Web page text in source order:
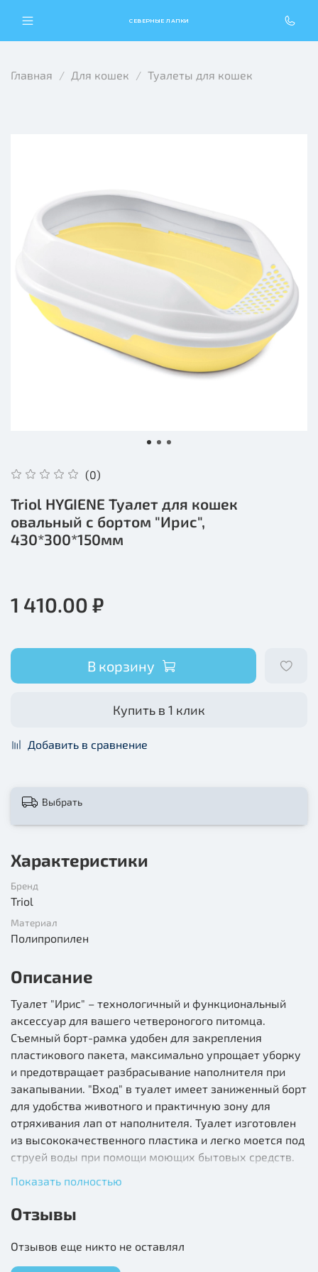
СЕВЕРНЫЕ ЛАПКИ
Главная Для кошек Туалеты для кошек
(0)
Triol HYGIENE Туалет для кошек
овальный с бортом "Ирис",
430*300*150мм
1 410.00 ₽
В корзину
Купить в 1 клик
Добавить в сравнение
Выбрать
Характеристики
Бренд
Triol
Материал
Полипропилен
Описание
Туалет "Ирис" – технологичный и функциональный
аксессуар для вашего четвероногого питомца.
Съемный борт-рамка удобен для закрепления
пластикового пакета, максимально упрощает уборку
и предотвращает разбрасывание наполнителя при
закапывании. "Вход" в туалет имеет заниженный борт
для удобства животного и практичную зону для
отряхивания лап от наполнителя. Туалет изготовлен
из высококачественного пластика и легко моется под
струей воды при помощи моющих бытовых средств.
Состав: полипропилен, краситель
Показать полностью
Отзывы
Отзывов еще никто не оставлял